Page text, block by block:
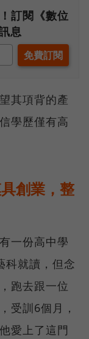
訂閱《數位
息
其項背的產
學歷僅有高
創業，整
一份高中學
科就讀，但念
跑去跟一位
受訓6個月，
愛上了這門